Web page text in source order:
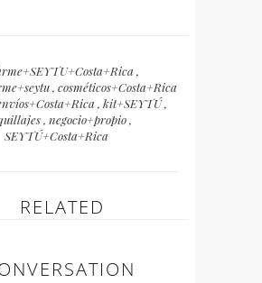
,
, cosméticos+Costa+Rica
, kit+SEYTÚ,
, negocio+propio,
SEYTÚ+Costa+Rica
RELATED